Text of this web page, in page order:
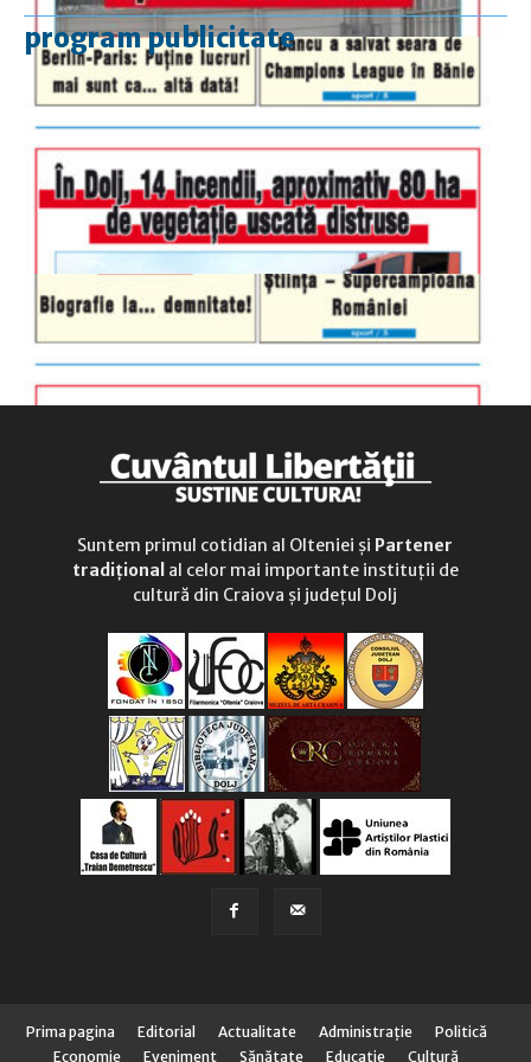
program publicitate
luni-vineri
9.00 - 17.00
duminică
9.00 - 12.00
Suntem primul cotidian al Olteniei și Partener
tradițional al celor mai importante instituții de
cultură din Craiova și județul Dolj
Prima pagina Editorial Actualitate Administraţie
Politică
Economie
Eveniment Sănătate Educaţie Cultură